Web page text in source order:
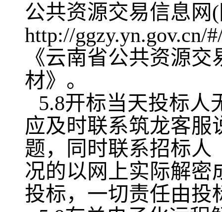
公共资源交易信息网
http://ggzy.yn.gov.cn/
《云南省公共资源
材》。
5.8开标当天投标人
应及时联系筑龙客服
题，同时联系招标人
况的以网上实际解密
投标，一切责任由投